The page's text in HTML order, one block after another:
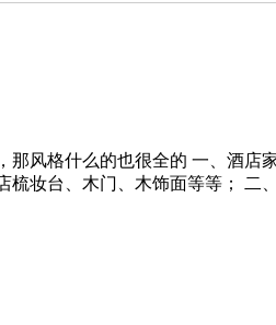
风格什么的也很全的 一、酒
梳妆台、木门、木饰面等等； 二